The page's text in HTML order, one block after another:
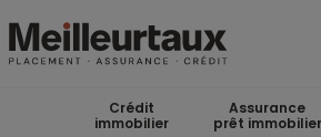
Crédit
immobilier
Assurance
prêt immobilier